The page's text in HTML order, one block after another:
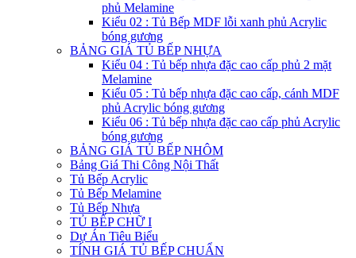
phủ Melamine
Kiểu 02 : Tủ Bếp MDF lỗi xanh phủ Acrylic
bóng gương
BẢNG GIÁ TỦ BẾP NHỰA
Kiểu 04 : Tủ bếp nhựa đặc cao cấp phủ 2 mặt
Melamine
Kiểu 05 : Tủ bếp nhựa đặc cao cấp, cánh MDF
phủ Acrylic bóng gương
Kiểu 06 : Tủ bếp nhựa đặc cao cấp phủ Acrylic
bóng gương
BẢNG GIÁ TỦ BẾP NHÔM
Bảng Giá Thi Công Nội Thất
Tủ Bếp Acrylic
Tủ Bếp Melamine
Tủ Bếp Nhựa
TỦ BẾP CHỮ I
Dự Án Tiêu Biểu
TÍNH GIÁ TỦ BẾP CHUẨN